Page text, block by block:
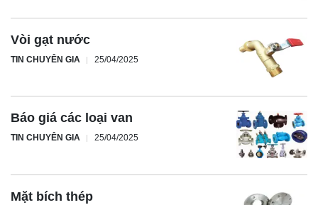
Vòi gạt nước
TIN CHUYÊN GIA 25/04/2025
Báo giá các loại van
TIN CHUYÊN GIA 25/04/2025
Mặt bích thép